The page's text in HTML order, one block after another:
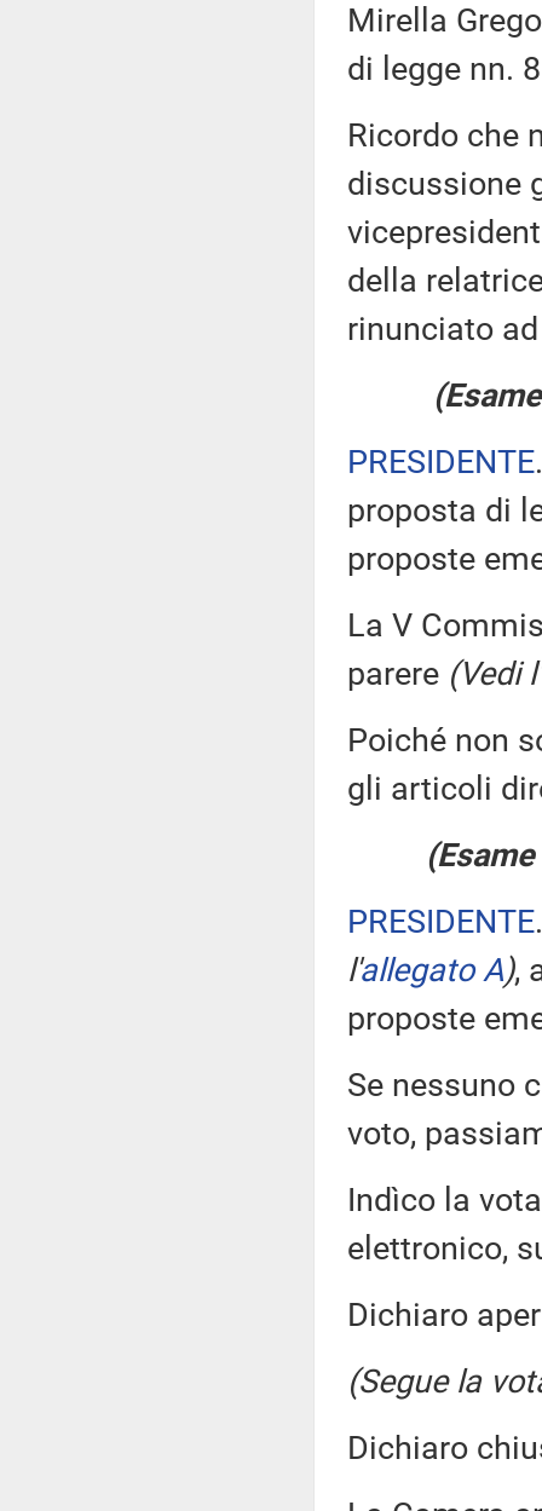
Mirella
di legge nn.
Ricordo che
discussione
della
rinunciato
PRESIDENTE
proposta di
proposte
La V
parere (Vedi l'
Poiché non
gli articoli
PRESIDENTE
l'allegato A),
proposte
Se nessuno
voto,
Indìco la
elettronico,
Dichiaro
(Segue la
Dichiaro